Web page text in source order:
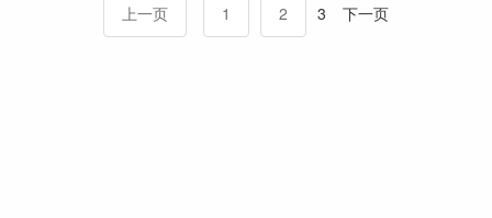
上一页 1 2 3 下一页